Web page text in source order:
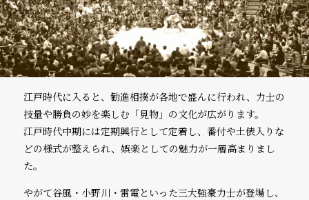
江戸時代に入ると、勧進相撲が各地で盛んに行われ、力士の
技量や勝負の妙を楽しむ「見物」の文化が広がります。
江戸時代中期には定期興行として定着し、番付や土俵入りな
どの様式が整えられ、娯楽としての魅力が一層高まりまし
た。
やがて谷風・小野川・雷電といった三大強豪力士が登場し、